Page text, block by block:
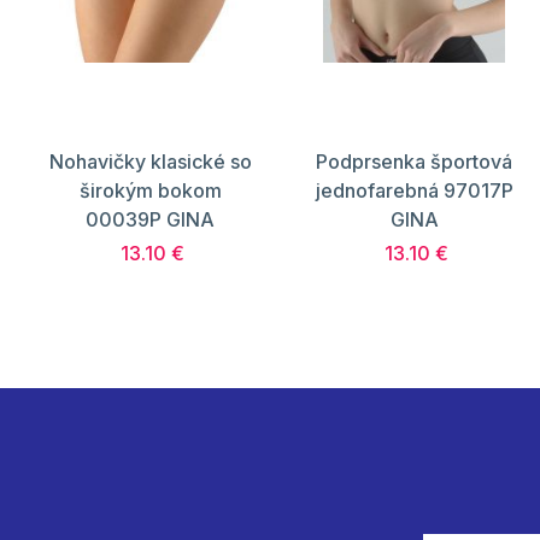
Nohavičky klasické so
širokým bokom
00039P GINA
13.10 €
Podprsenka športová
jednofarebná 97017P
GINA
13.10 €